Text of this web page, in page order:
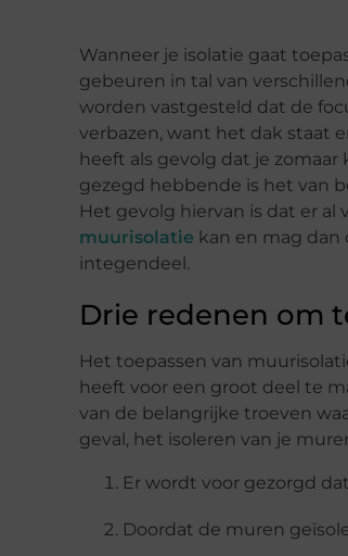
Wanneer je isolatie gaat
gebeuren in tal van
worden vastgesteld dat de
verbazen, want het dak staat
heeft als gevolg dat je
gezegd hebbende is het van
Het gevolg hiervan is dat er
muurisolatie kan en mag
integendeel.
Drie redenen om
Het toepassen van
heeft voor een groot deel te
van de belangrijke troeven
geval, het isoleren van je
Er wordt voor gezorgd
Doordat de muren